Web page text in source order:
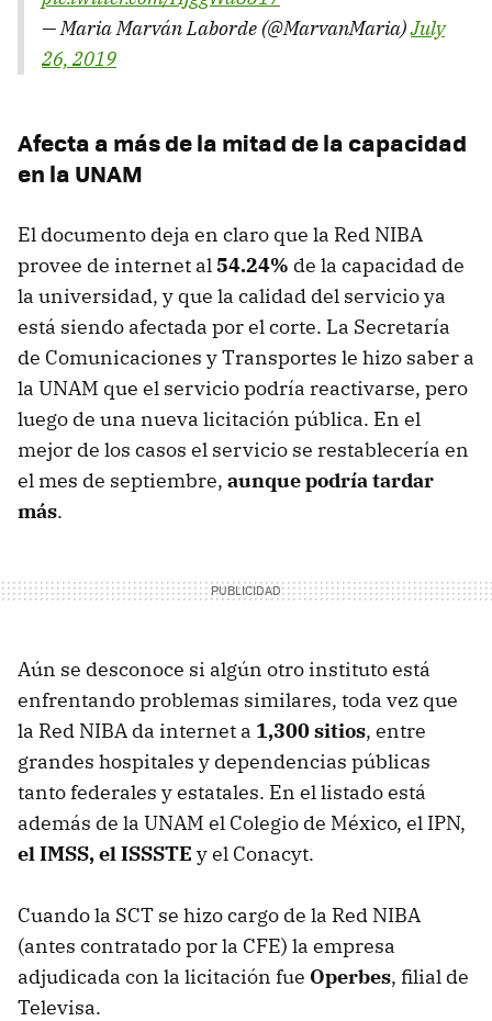
— Maria Marván Laborde (@MarvanMaria)July
26, 2019
Afecta a más de la mitad de la capacidad
en la UNAM
El documento deja en claro que la Red NIBA
provee de internet al54.24% de la capacidad de
la universidad, y que la calidad del servicio ya
está siendo afectada por el corte. La Secretaría
de Comunicaciones y Transportes le hizo saber a
la UNAM que el servicio podría reactivarse, pero
luego de una nueva licitación pública. En el
mejor de los casos el servicio se restablecería en
el mes de septiembre, aunque podría tardar
más.
Aún se desconoce si algún otro instituto está
enfrentando problemas similares, toda vez que
la Red NIBA da internet a 1,300 sitios, entre
grandes hospitales y dependencias públicas
tanto federales y estatales. En el listado está
además de la UNAM el Colegio de México, el IPN,
el IMSS, el ISSSTE y el Conacyt.
Cuando la SCT se hizo cargo de la Red NIBA
(antes contratado por la CFE) la empresa
adjudicada con la licitación fue Operbes, filial de
Televisa.